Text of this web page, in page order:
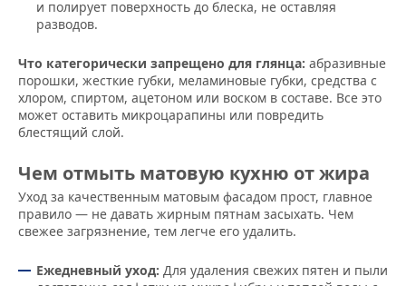
и полирует поверхность до блеска, не оставляя
разводов.
Что категорически запрещено для глянца: абразивные
порошки, жесткие губки, меламиновые губки, средства с
хлором, спиртом, ацетоном или воском в составе. Все это
может оставить микроцарапины или повредить
блестящий слой.
Чем отмыть матовую кухню от жира
Уход за качественным матовым фасадом прост, главное
правило — не давать жирным пятнам засыхать. Чем
свежее загрязнение, тем легче его удалить.
Ежедневный уход: Для удаления свежих пятен и пыли